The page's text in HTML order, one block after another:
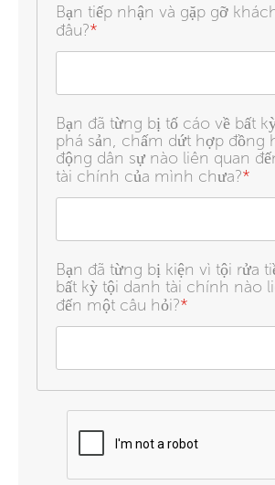
Bạn tiếp nhận và gặp gỡ
đâu?*
Bạn đã từng bị tố cáo về bất
phá sản, chấm dứt hợp đồng
động dân sự nào liên quan
tài chính của mình chưa?*
Bạn đã từng bị kiện vì tội rửa
bất kỳ tội danh tài chính nào
đến một câu hỏi?*